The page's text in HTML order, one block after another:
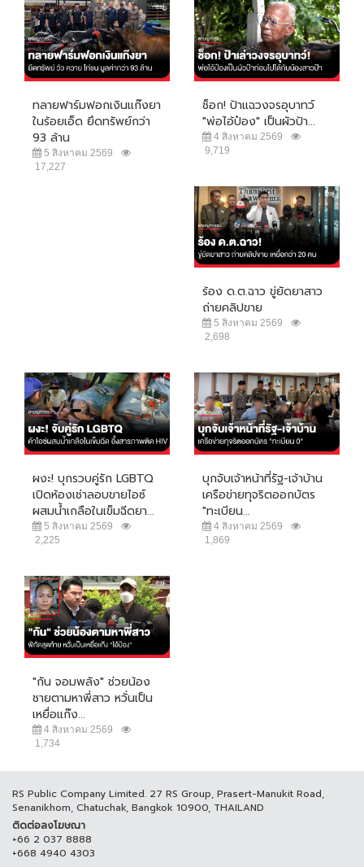
ทลายฟาร์มฟอกเงินแก๊งยา
ในร้อยเอ็ด ยึดทรัพย์กว่า
93 ล้าน
5 สิงหาคม 2569
17,227
ช็อก! ป้าแฉวงจรอุบาทว์
"พ่อไอ้ป๋อง" เป็นผัวป้า...
4 สิงหาคม 2569
9,719
ร้อง ด.ต.ฉาว ขู่ยัดยาสาว
ถ่ายคลิปขาย
5 สิงหาคม 2569
2,698
ผงะ! บุกรวบคู่รัก LGBTQ
เปิดห้องเช่าลอบขายไอซ์
ผสมน้ำเกลือในเข็มฉีดยา...
5 สิงหาคม 2569
2,225
บุกจับเจ้าหน้าที่รัฐ-เจ้าบ้าน
เครือข่ายทุจริตออกบัตร
"ทะเบียน...
4 สิงหาคม 2569
1,869
"กัน จอมพลัง" ช่วยน้อง
ชายตามหาพี่สาว หวั่นเป็น
เหยื่อแก๊ง...
4 สิงหาคม 2569
1,734
RS Public Company Limited. 27 RS Group, Prasert-Manukit Road,
Senanikhom, Chatuchak, Bangkok 10900, THAILAND
ติดต่อลงโฆษณา
+66 2 037 8888
+668 4940 4303